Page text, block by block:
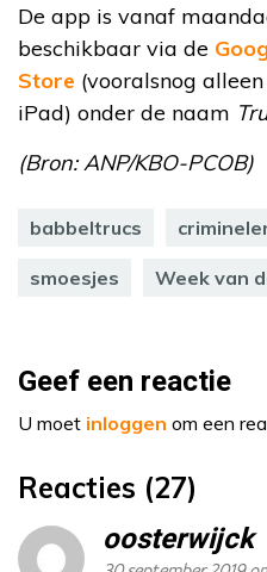
De app is vanaf
beschikbaar via de
Store (vooralsnog
iPad) onder de naam
(Bron: ANP/KBO-PCOB)
babbeltrucs
smoesjes Week van
Geef een reactie
U moet inloggen om een
Reacties (27)
oosterwijck